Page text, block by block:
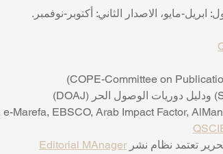
ابريل-مايو، الاصدار الثاني: أكتوبر-نوفمبر.
دليل دوريات الوصول الحر (DOAJ)
تعتمد نظام نشر Editorial MAnager